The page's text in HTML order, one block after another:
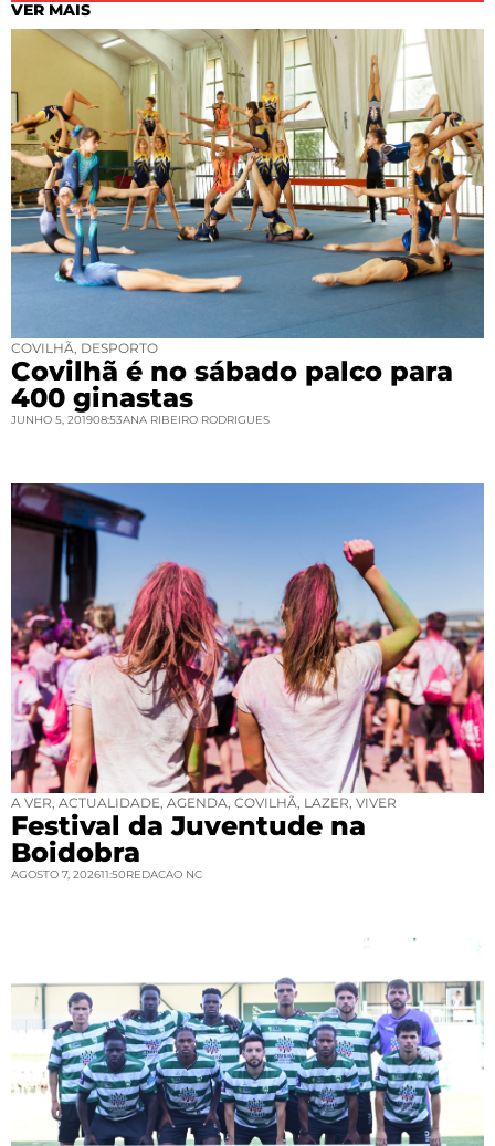
VER MAIS
COVILHÃ DESPORTO
Covilhã é no sábado palco para
400 ginastas
JUNHO 5, 201908:53ANA RIBEIRO RODRIGUES
A VER ACTUALIDADE AGENDA COVILHÃ LAZER VIVER
Festival da Juventude na
Boidobra
AGOSTO 7, 202611:50REDACAO NC